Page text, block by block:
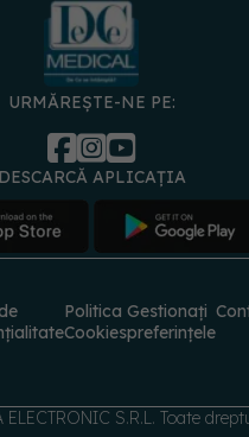
URMĂREȘTE-NE PE:
DESCARCĂ APLICAȚIA
Politica
Cookies
Gestionați
preferințele
S.R.L. Toate